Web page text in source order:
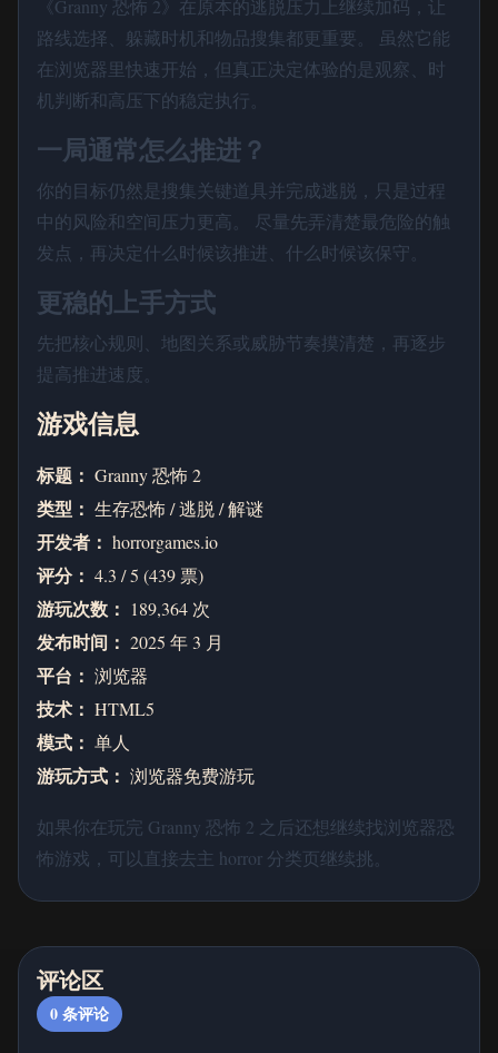
《Granny 恐怖 2》在原本的逃脱压力上继续加码，让
路线选择、躲藏时机和物品搜集都更重要。 虽然它能
在浏览器里快速开始，但真正决定体验的是观察、时
机判断和高压下的稳定执行。
一局通常怎么推进？
你的目标仍然是搜集关键道具并完成逃脱，只是过程
中的风险和空间压力更高。 尽量先弄清楚最危险的触
发点，再决定什么时候该推进、什么时候该保守。
更稳的上手方式
先把核心规则、地图关系或威胁节奏摸清楚，再逐步
提高推进速度。
游戏信息
标题： Granny 恐怖 2
类型： 生存恐怖 / 逃脱 / 解谜
开发者： horrorgames.io
评分： 4.3 / 5 (439 票)
游玩次数： 189,364 次
发布时间： 2025 年 3 月
平台： 浏览器
技术： HTML5
模式： 单人
游玩方式： 浏览器免费游玩
如果你在玩完 Granny 恐怖 2 之后还想继续找浏览器恐
怖游戏，可以直接去主 horror 分类页继续挑。
评论区
0条评论